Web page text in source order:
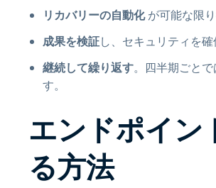
リカバリーの自動化が可能な限
成果を検証し、セキュリティを
継続して繰り返す。四半期ごと
す。
エンドポイン
る方法